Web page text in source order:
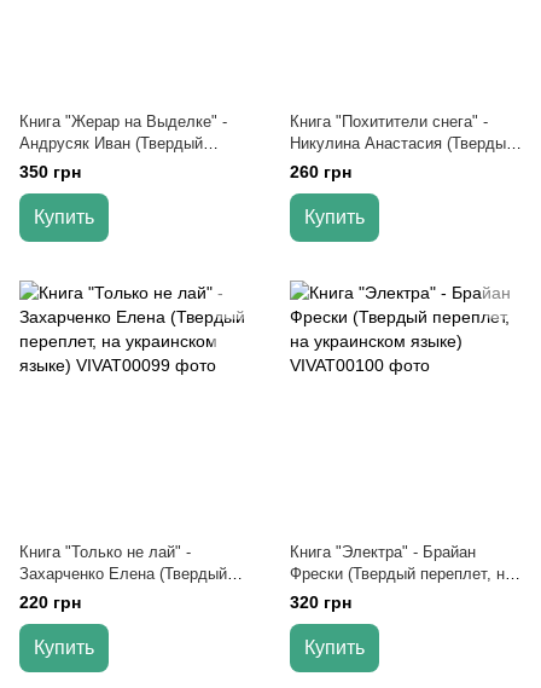
Книга "Жерар на Выделке" -
Андрусяк Иван (Твердый
переплет, на украинском
языке)
350 грн
Купить
Книга "Похитители снега" -
Никулина Анастасия (Твердый
переплет, на украинском
языке)
260 грн
Купить
Книга "Только не лай" -
Захарченко Елена (Твердый
переплет, на украинском
языке)
220 грн
Купить
Книга "Электра" - Брайан
Фрески (Твердый переплет, на
украинском языке)
320 грн
Купить